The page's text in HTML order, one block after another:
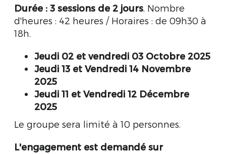
Durée : 3 sessions de 2 jours . Nombre
d'heures : 42 heures / Horaires : de 09h30 à
18h.
Jeudi 02 et vendredi 03 Octobre 2025
Jeudi 13 et Vendredi 14 Novembre
2025
Jeudi 11 et Vendredi 12 Décembre
2025
Le groupe sera limité à 10 personnes.
L'engagement est demandé sur